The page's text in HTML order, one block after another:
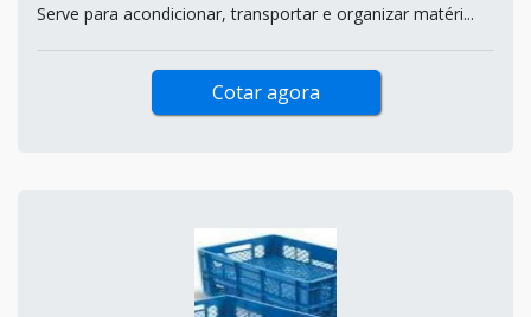
Serve para acondicionar, transportar e organizar matéri...
Cotar agora